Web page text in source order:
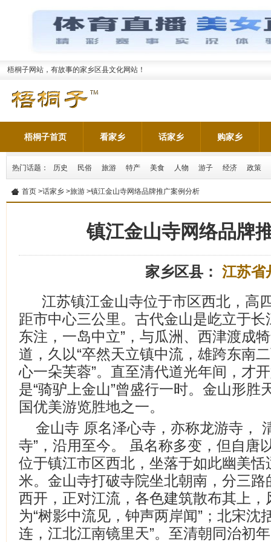
梧桐子网站，有故事的家乡区县文化网站！
梧桐子首页 看家乡 话家乡 购家乡
热门话题： 历史 民俗 旅游 特产 美食 人物 游子 经济 政策
首页 >话家乡 >旅游 >镇江金山寺网络品牌推广案例分析
镇江金山寺网络品牌
家乡区县： 江苏省
江苏镇江金山寺位于市区西北，高
距市中心三公里。古代金山是屹立于长
东注，一岛中立”，与瓜洲、西津渡成
道，久以“卒然天立镇中流，雄跨东南
心一朵芙蓉”。直至清代道光年间，才
是“骑驴上金山”曾盛行一时。金山形胜
国优美游览胜地之一。
金山寺 原名泽心寺，亦称龙游寺，
寺”，沿用至今。 虽名称多变，但自唐
位于镇江市区西北，坐落于如此幽美
米。金山寺打破寺院坐北朝南，分三
西开，正对江流，各色建筑散布其上
为“树影中流见，钟声两岸闻”；北宋沈
连，江北江南镜里天”。至清朝同治初